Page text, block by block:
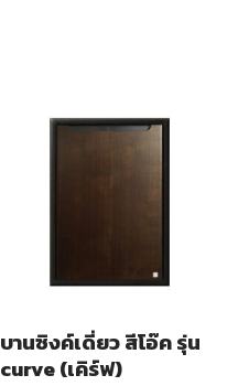
บานซิงค์เดี่ยว สีโอ๊ค รุ่น
curve (เคิร์ฟ)